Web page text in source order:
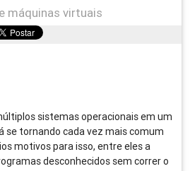
máquinas virtuais
sistemas operacionais em um
tornando cada vez mais comum
motivos para isso, entre eles a
desconhecidos sem correr o